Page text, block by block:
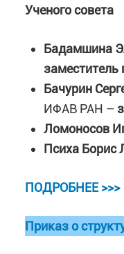
Ученого совета
Бадамшина
заместитель
Бачурин
ИФАВ РАН –
Ломоносов
Психа Борис
ПОДРОБНЕЕ >>>
Приказ о